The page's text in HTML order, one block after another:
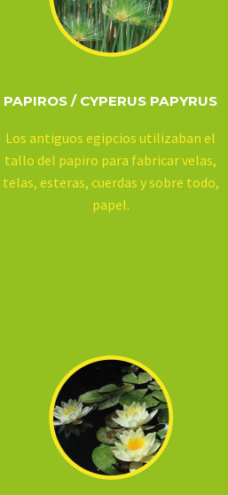
PAPIROS / CYPERUS PAPYRUS
Los antiguos egipcios utilizaban el
tallo del papiro para fabricar velas,
telas, esteras, cuerdas y sobre todo,
papel.